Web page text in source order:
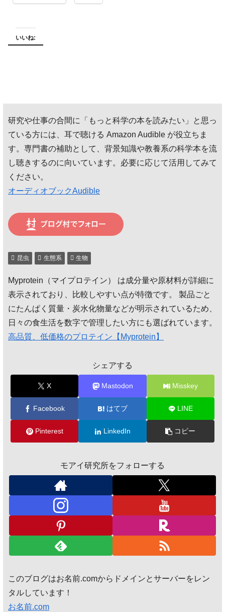
いいね:
研究や仕事の合間に「もっと科学の本を読みたい」と思っ
ている方には、耳で聴ける Amazon Audible が役立ちま
す。専門書の補助として、背景知識や教養系の科学本を流
し聴きするのに向いています。必要に応じて活用してみて
ください。
オーディオブックAudible
昆虫 生態系 生物
Myprotein（マイプロテイン） は成分量や原材料が詳細に
表示されており、比較しやすい点が特徴です。 製品ごと
にたんぱく質量・炭水化物量などが明示されているため、
日々の食生活を数字で管理したい方にも選ばれています。
高品質、低価格のプロテイン【Myprotein】
シェアする
X Mastodon Misskey
Facebook はてブ LINE
Pinterest LinkedIn コピー
モアイ研究所をフォローする
このブログはお名前.comからドメインとサーバーをレン
タルしています！
お名前.com